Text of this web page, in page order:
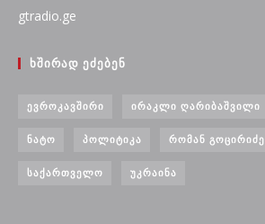
gtradio.ge
ᲮᲨᲘᲠᲐᲓ ᲔᲫᲔᲑᲔᲜ
ᲔᲕᲠᲝᲙᲐᲕᲨᲘᲠᲘ ᲘᲠᲐᲙᲚᲘ ᲦᲐᲠᲘᲑᲐᲨᲕᲘᲚᲘ
ᲜᲐᲢᲝ ᲞᲝᲚᲘᲢᲘᲙᲐ ᲠᲝᲛᲐᲜ ᲒᲝᲪᲘᲠᲘᲫᲔ
ᲡᲐᲥᲐᲠᲗᲕᲔᲚᲝ ᲣᲙᲠᲐᲘᲜᲐ